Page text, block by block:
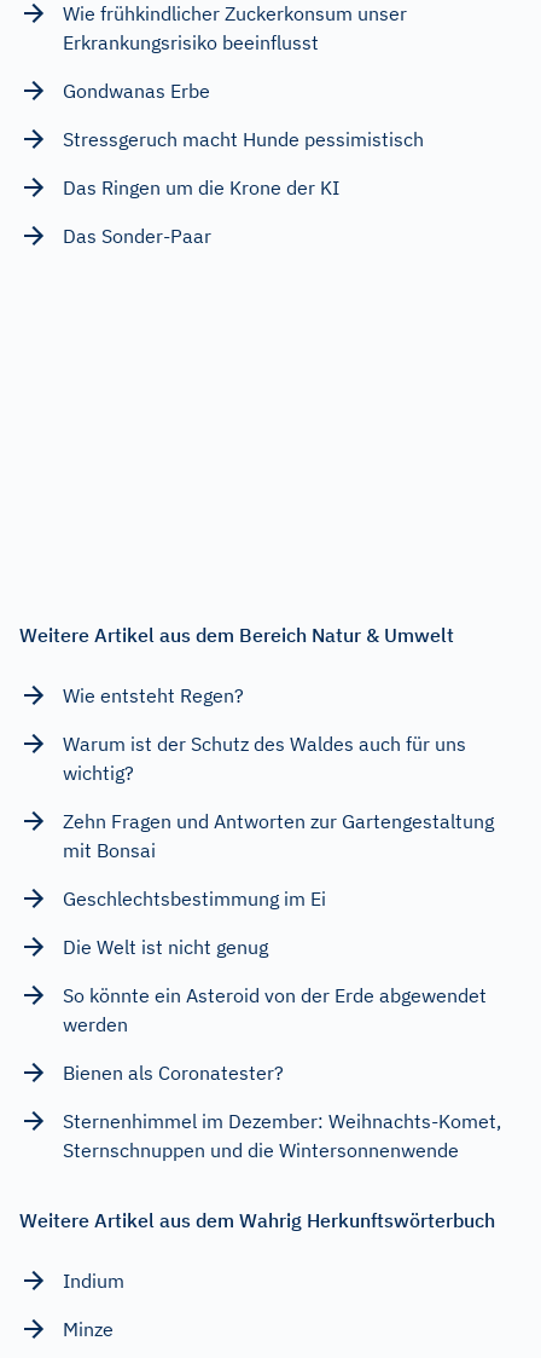
Wie frühkindlicher Zuckerkonsum unser
Erkrankungsrisiko beeinflusst
Gondwanas Erbe
Stressgeruch macht Hunde pessimistisch
Das Ringen um die Krone der KI
Das Sonder-Paar
Weitere Artikel aus dem Bereich Natur & Umwelt
Wie entsteht Regen?
Warum ist der Schutz des Waldes auch für uns
wichtig?
Zehn Fragen und Antworten zur Gartengestaltung
mit Bonsai
Geschlechtsbestimmung im Ei
Die Welt ist nicht genug
So könnte ein Asteroid von der Erde abgewendet
werden
Bienen als Coronatester?
Sternenhimmel im Dezember: Weihnachts-Komet,
Sternschnuppen und die Wintersonnenwende
Weitere Artikel aus dem Wahrig Herkunftswörterbuch
Indium
Minze